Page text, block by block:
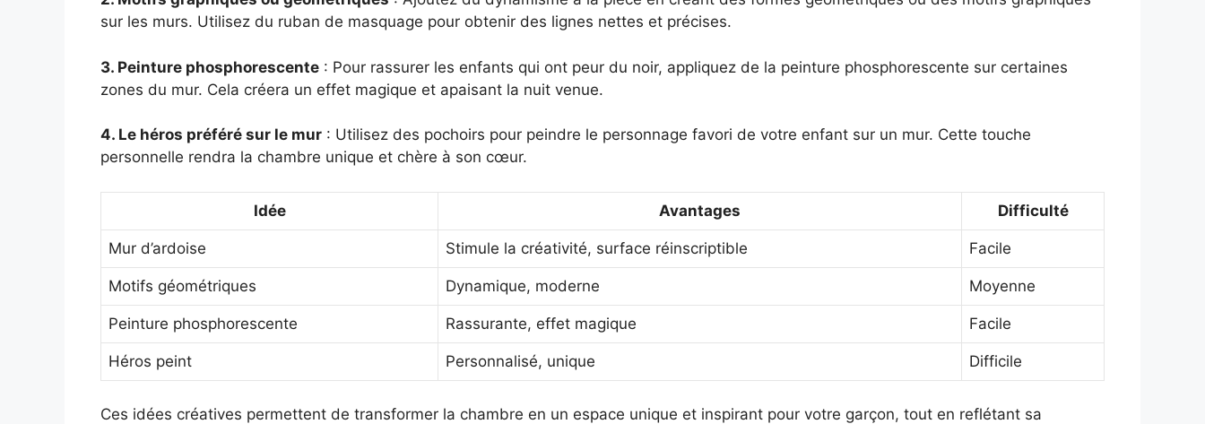
sur les murs. Utilisez du ruban de masquage pour obtenir des lignes nettes et précises.
3. Peinture phosphorescente : Pour rassurer les enfants qui ont peur du noir, appliquez de la peinture phosphorescente sur certaines
zones du mur. Cela créera un effet magique et apaisant la nuit venue.
4. Le héros préféré sur le mur : Utilisez des pochoirs pour peindre le personnage favori de votre enfant sur un mur. Cette touche
personnelle rendra la chambre unique et chère à son cœur.
Idée Avantages Difficulté
Mur d’ardoise Stimule la créativité, surface réinscriptible Facile
Motifs géométriques Dynamique, moderne Moyenne
Peinture phosphorescente Rassurante, effet magique Facile
Héros peint Personnalisé, unique Difficile
Ces idées créatives permettent de transformer la chambre en un espace unique et inspirant pour votre garçon, tout en reflétant sa